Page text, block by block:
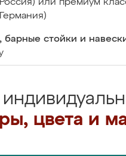
или премиум
барные стойки и
цвета и